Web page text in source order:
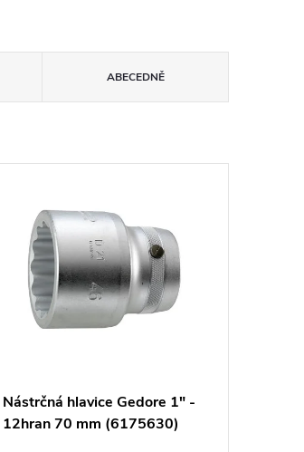
ABECEDNĚ
Nástrčná hlavice Gedore 1" -
12hran 70 mm (6175630)